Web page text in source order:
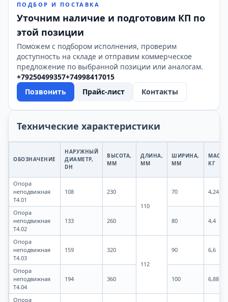
ПОДБОР И ПОСТАВКА
Уточним наличие и подготовим КП по
этой позиции
Поможем с подбором исполнения, проверим
доступность на складе и отправим коммерческое
предложение по выбранной позиции или аналогам.
+79250499357+74998417015
Позвонить
Прайс-лист Контакты
Технические характеристики
ОБОЗНАЧЕНИЕ
НАРУЖНЫЙ
ДИАМЕТР,
DН
ВЫСОТА,
ММ
ДЛИНА,
ММ
ШИРИНА,
ММ
КГ
Опора
неподвижная
Т4.01
108
230
110
70 4,24
Опора
неподвижная
Т4.02
133 260 80 4,4
Опора
неподвижная
Т4.03
159
320
112
90 6,6
Опора
неподвижная
Т4.04
194 360 100 6,88
Опора